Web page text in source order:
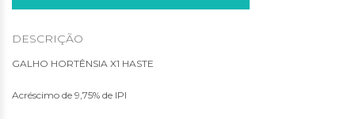
DESCRIÇÃO
GALHO HORTÊNSIA X1 HASTE
Acréscimo de 9,75% de IPI